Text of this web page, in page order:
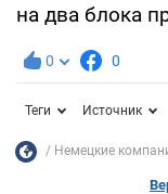
на два блока
0 0
Теги Источник
Немецкие